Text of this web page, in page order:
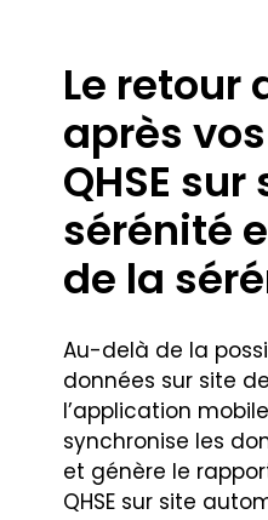
Le retour
après
QHSE
sérénité
de la
Au-delà de la
données sur site
l’application mobile
synchronise les
et génère le
QHSE sur site